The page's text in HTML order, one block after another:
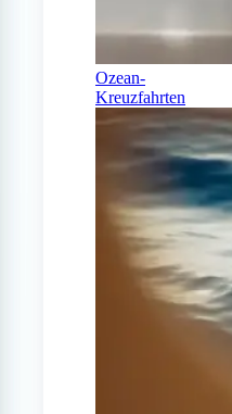
Ozean-
Kreuzfahrten